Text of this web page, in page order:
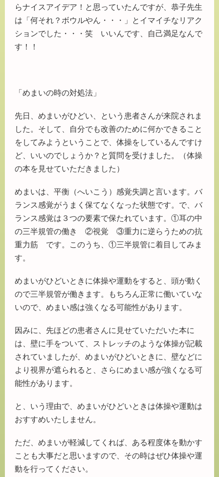
らナイスアイデア！と思っていたんですが、恭子先生
は「何それ？ボウルやん・・・」とイマイチなリアク
ションでした・・・笑 いいんです、自己満足なんで
す！！
「めまいの時の対処法」
先日、めまいがひどい、という患者さんが来院されま
した。そして、自分でも改善のために何かできること
をしてみようということで、体操をしているんですけ
ど、いいのでしょうか？と質問を受けました。（体操
の本を見せていただきました）
めまいは、平衡（へいこう）感覚失調と言います。バ
ランス感覚がうまく保てなくなった状態です。で、バ
ランス感覚は３つの要素で保たれています。①耳の中
の三半規管の働き ②視覚 ③重力に逆らうための抗
重力筋 です。このうち、①三半規管に着目してみま
す。
めまいがひどいときに体操や運動をすると、頭が動く
ので三半規管が働きます。もちろん正常に働いていな
いので、めまい感は強くなる可能性があります。
因みに、先ほどの患者さんに見せていただいた本に
は、壁に手をついて、ストレッチのような体操が記載
されていましたが、めまいがひどいときに、壁などに
より視界が遮られると、さらにめまい感が強くなる可
能性があります。
と、いう理由で、めまいがひどいときは体操や運動は
おすすめいたしません。
ただ、めまいが軽減してくれば、ある程度体を動かす
ことも大事だと思いますので、その時はぜひ体操や運
動を行ってください。